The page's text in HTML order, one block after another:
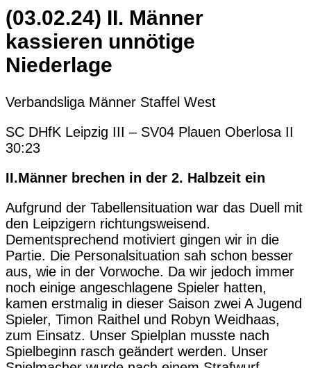
(03.02.24) II. Männer
kassieren unnötige
Niederlage
Verbandsliga Männer Staffel West
SC DHfK Leipzig III – SV04 Plauen Oberlosa II
30:23
II.Männer brechen in der 2. Halbzeit ein
Aufgrund der Tabellensituation war das Duell mit
den Leipzigern richtungsweisend.
Dementsprechend motiviert gingen wir in die
Partie. Die Personalsituation sah schon besser
aus, wie in der Vorwoche. Da wir jedoch immer
noch einige angeschlagene Spieler hatten,
kamen erstmalig in dieser Saison zwei A Jugend
Spieler, Timon Raithel und Robyn Weidhaas,
zum Einsatz. Unser Spielplan musste nach
Spielbeginn rasch geändert werden. Unser